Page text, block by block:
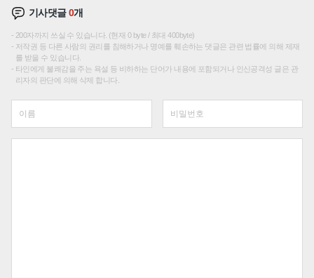
기사댓글0개
200자까지 쓰실 수 있습니다. (현재 0 byte / 최대 400byte)
저작권 등 다른 사람의 권리를 침해하거나 명예를 훼손하는 댓글은 관련 법률에 의해 제재
를 받을 수 있습니다.
타인에게 불쾌감을 주는 욕설 등 비하하는 단어가 내용에 포함되거나 인신공격성 글은 관
리자의 판단에 의해 삭제 합니다.